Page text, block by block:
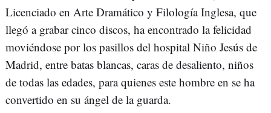
Licenciado en Arte Dramático y Filología Inglesa, que
llegó a grabar cinco discos, ha encontrado la felicidad
moviéndose por los pasillos del hospital Niño Jesús de
Madrid, entre batas blancas, caras de desaliento, niños
de todas las edades, para quienes este hombre en se ha
convertido en su ángel de la guarda.